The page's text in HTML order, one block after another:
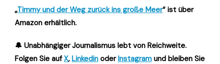
„Timmy und der Weg zurück ins große Meer“ ist über
Amazon erhältlich.
🔔 Unabhängiger Journalismus lebt von Reichweite.
Folgen Sie aufX, Linkedin oderInstagram und bleiben Sie